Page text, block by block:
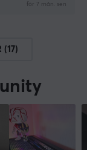
för 7 mån. sen
(17)